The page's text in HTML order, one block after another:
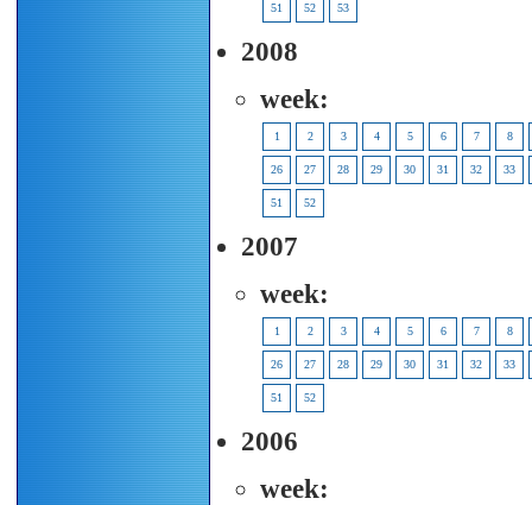
51 52 53
2008
week:
1 2 3 4 5 6 7 8
26 27 28 29 30 31 32 33
51 52
2007
week:
1 2 3 4 5 6 7 8
26 27 28 29 30 31 32 33
51 52
2006
week: